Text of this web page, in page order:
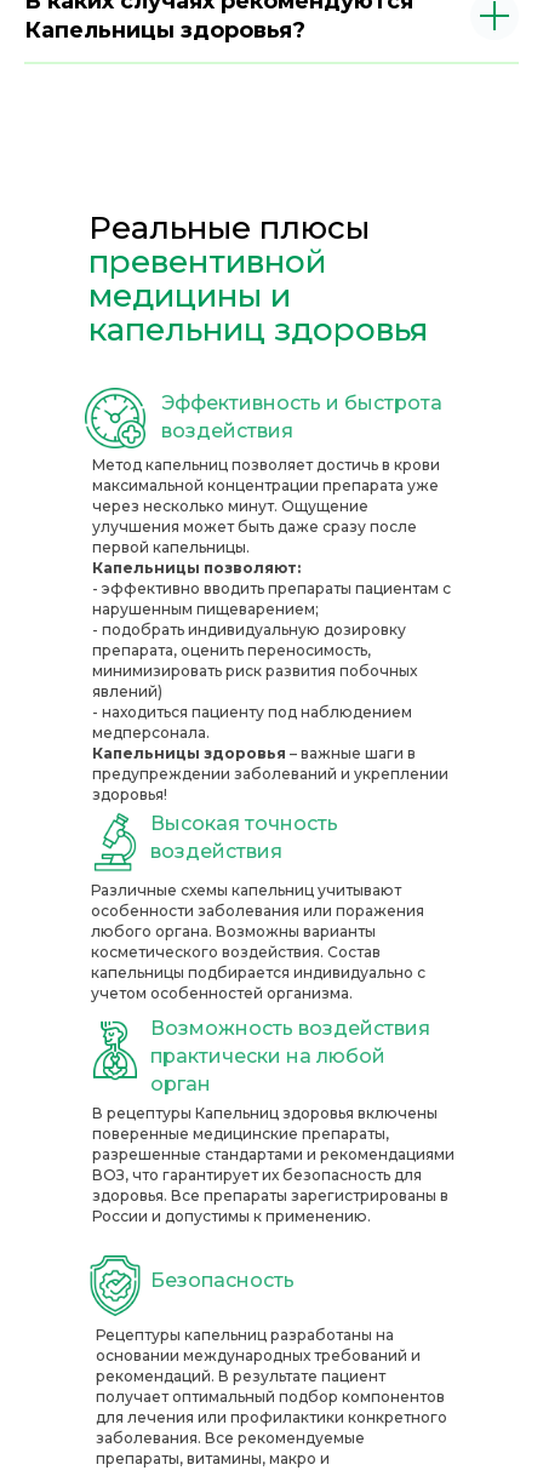
Капельницы здоровья?
Реальные плюсы
превентивной
медицины и
капельниц здоровья
Возможность воздействия
практически на любой
орган
Высокая точность
воздействия
Безопасность
Различные схемы капельниц учитывают
особенности заболевания или поражения
любого органа. Возможны варианты
косметического воздействия. Состав
капельницы подбирается индивидуально с
учетом особенностей организма.
Рецептуры капельниц разработаны на
основании международных требований и
рекомендаций. В результате пациент
получает оптимальный подбор компонентов
для лечения или профилактики конкретного
заболевания. Все рекомендуемые
препараты, витамины, макро и
В рецептуры Капельниц здоровья включены
поверенные медицинские препараты,
разрешенные стандартами и рекомендациями
ВОЗ, что гарантирует их безопасность для
здоровья. Все препараты зарегистрированы в
России и допустимы к применению.
Эффективность и быстрота
воздействия
Метод капельниц позволяет достичь в крови
максимальной концентрации препарата уже
через несколько минут. Ощущение
улучшения может быть даже сразу после
первой капельницы.
Капельницы позволяют:
- эффективно вводить препараты пациентам с
нарушенным пищеварением;
- подобрать индивидуальную дозировку
препарата, оценить переносимость,
минимизировать риск развития побочных
явлений)
- находиться пациенту под наблюдением
медперсонала.
Капельницы здоровья – важные шаги в
предупреждении заболеваний и укреплении
здоровья!